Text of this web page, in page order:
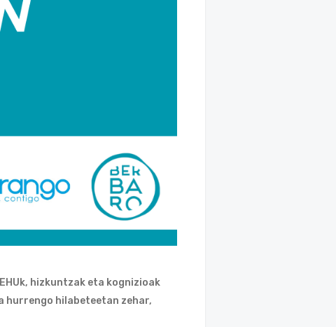
EHUk, hizkuntzak eta kognizioak
hurrengo hilabeteetan zehar,